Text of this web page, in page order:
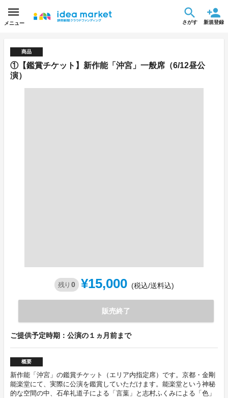
メニュー さがす 新規登録
商品
①【鑑賞チケット】新作能「沖宮」一般席（6/12昼公
演）
残り 0 ¥15,000 (税込/送料込)
販売終了
ご提供予定時期：公演の１ヵ月前まで
概要
新作能「沖宮」の鑑賞チケット（エリア内指定席）です。京都・金剛
能楽堂にて、実際に公演を鑑賞していただけます。能楽堂という神秘
的な空間の中、石牟礼道子による「言葉」と志村ふくみによる「色」